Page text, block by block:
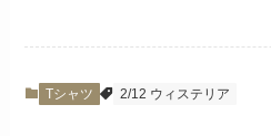
Tシャツ 2/12 ウィステリア